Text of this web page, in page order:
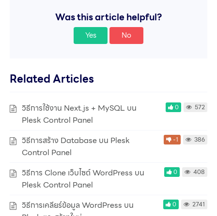
Was this article helpful?
Yes No
Related Articles
วิธีการใช้งาน Next.js + MySQL บน
Plesk Control Panel
0 572
วิธีการสร้าง Database บน Plesk
Control Panel
-1 386
วิธีการ Clone เว็บไซต์ WordPress บน
Plesk Control Panel
0 408
วิธีการเคลียร์ข้อมูล WordPress บน
0 2741